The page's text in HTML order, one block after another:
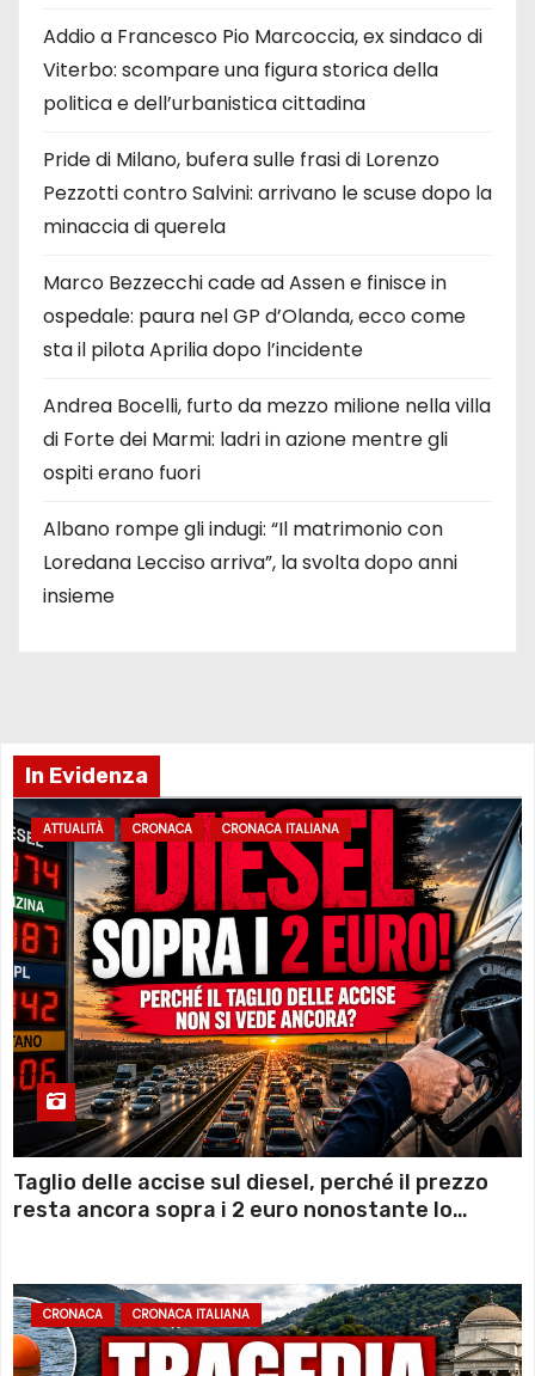
Addio a Francesco Pio Marcoccia, ex sindaco di
Viterbo: scompare una figura storica della
politica e dell’urbanistica cittadina
Pride di Milano, bufera sulle frasi di Lorenzo
Pezzotti contro Salvini: arrivano le scuse dopo la
minaccia di querela
Marco Bezzecchi cade ad Assen e finisce in
ospedale: paura nel GP d’Olanda, ecco come
sta il pilota Aprilia dopo l’incidente
Andrea Bocelli, furto da mezzo milione nella villa
di Forte dei Marmi: ladri in azione mentre gli
ospiti erano fuori
Albano rompe gli indugi: “Il matrimonio con
Loredana Lecciso arriva”, la svolta dopo anni
insieme
In Evidenza
ATTUALITÀ CRONACA CRONACA ITALIANA
Taglio delle accise sul diesel, perché il prezzo
resta ancora sopra i 2 euro nonostante lo
CRONACA CRONACA ITALIANA